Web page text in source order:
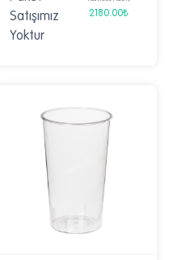
Satışımız
Yoktur
2180.00₺